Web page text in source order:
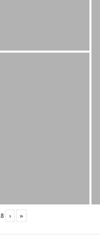
8 › »